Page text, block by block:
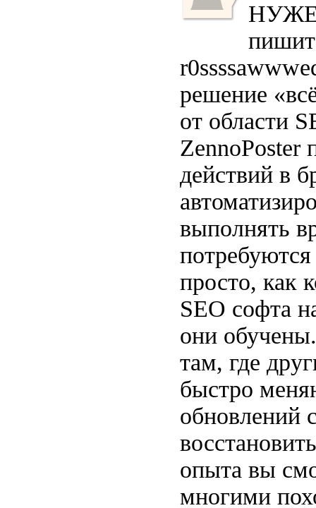
решение
от области
ZennoPoster
действий в
выполнять
просто, как
SEO софта
они
там, где
быстро
обновлений
опыта вы
многими